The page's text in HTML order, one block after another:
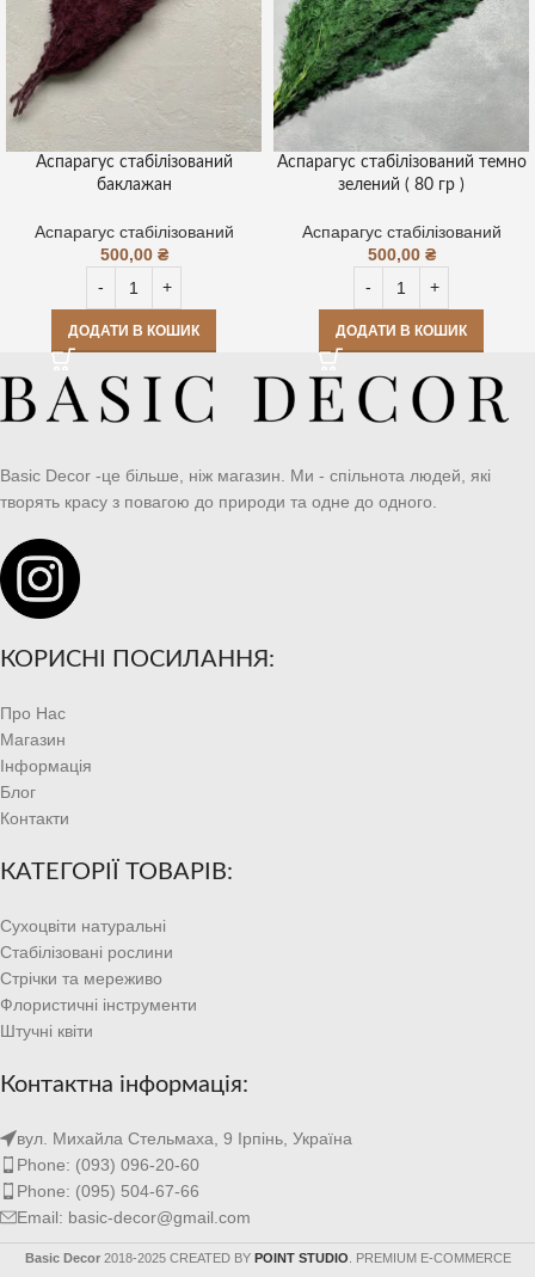
Аспарагус стабілізований
баклажан
Аспарагус стабілізований
500,00 ₴
ДОДАТИ В КОШИК
Аспарагус стабілізований темно
зелений ( 80 гр )
Аспарагус стабілізований
500,00 ₴
ДОДАТИ В КОШИК
Basic Decor -це більше, ніж магазин. Ми - спільнота людей, які
творять красу з повагою до природи та одне до одного.
КОРИСНІ ПОСИЛАННЯ:
Про Нас
Магазин
Інформація
Блог
Контакти
КАТЕГОРІЇ ТОВАРІВ:
Сухоцвіти натуральні
Стабілізовані рослини
Стрічки та мереживо
Флористичні інструменти
Штучні квіти
Контактна інформація:
вул. Михайла Стельмаха, 9 Ірпінь, Україна
Phone: (093) 096-20-60
Phone: (095) 504-67-66
Email: basic-decor@gmail.com
Basic Decor 2018-2025 CREATED BY POINT STUDIO . PREMIUM E-COMMERCE